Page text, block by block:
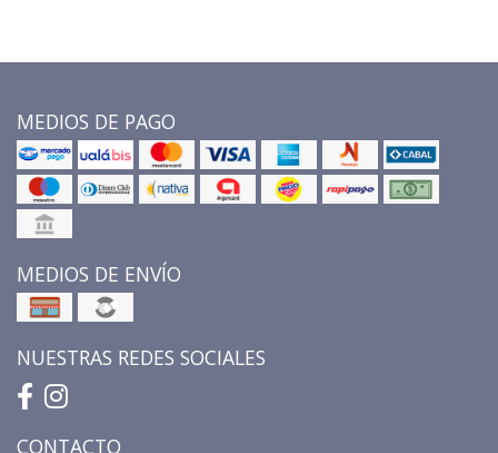
MEDIOS DE PAGO
MEDIOS DE ENVÍO
NUESTRAS REDES SOCIALES
CONTACTO